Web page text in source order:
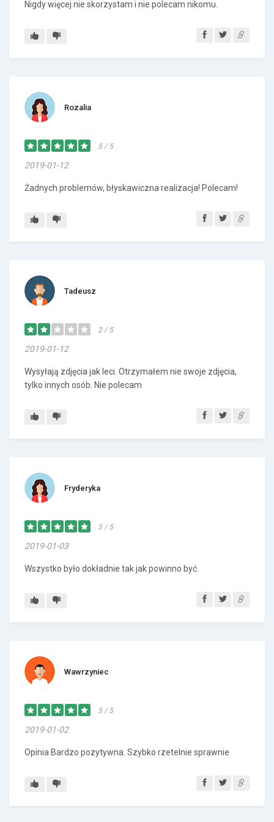
Nigdy więcej nie skorzystam i nie polecam nikomu.
Rozalia
5 / 5
2019-01-12
Żadnych problemów, błyskawiczna realizacja! Polecam!
Tadeusz
2 / 5
2019-01-12
Wysyłają zdjęcia jak leci. Otrzymałem nie swoje zdjęcia,
tylko innych osób. Nie polecam
Fryderyka
5 / 5
2019-01-03
Wszystko było dokładnie tak jak powinno być.
Wawrzyniec
5 / 5
2019-01-02
Opinia Bardzo pozytywna. Szybko rzetelnie sprawnie